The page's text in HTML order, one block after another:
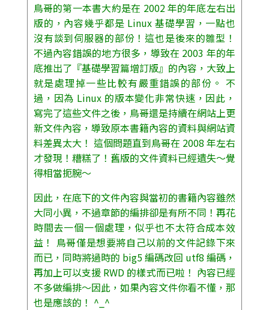
鳥哥的第一本書大約是在 2002 年的年底左右出
版的，內容幾乎都是 Linux 基礎學習，一點也
沒有談到伺服器的部份！這也是後來的雛型！
不過內容錯誤的地方很多，導致在 2003 年的年
底推出了『基礎學習篇增訂版』的內容，大致上
就是處理掉一些比較有嚴重錯誤的部份。 不
過，因為 Linux 的版本變化非常快速，因此，
寫完了這些文件之後，鳥哥還是持續在網站上更
新文件內容，導致原本書籍內容的資料與網站資
料差異太大！ 這個問題直到鳥哥在 2008 年左右
才發現！糟糕了！舊版的文件資料已經遺失～覺
得相當扼腕～
因此，在底下的文件內容與當初的書籍內容雖然
大同小異，不過章節的編排卻是有所不同！再花
時間去一個一個處理，似乎也不太符合成本效
益！ 鳥哥僅是想要將自己以前的文件記錄下來
而已，同時將過時的 big5 編碼改回 utf8 編碼，
再加上可以支援 RWD 的樣式而已啦！ 內容已經
不多做編排～因此，如果內容文件你看不懂，那
也是應該的！ ^_^